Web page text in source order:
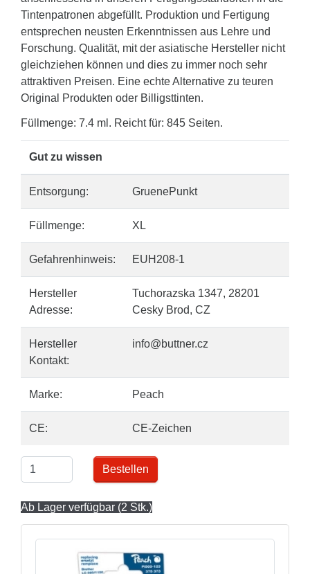
Tintenpatronen abgefüllt. Produktion und Fertigung
entsprechen neusten Erkenntnissen aus Lehre und
Forschung. Qualität, mit der asiatische Hersteller nicht
gleichziehen können und dies zu immer noch sehr
attraktiven Preisen. Eine echte Alternative zu teuren
Original Produkten oder Billigsttinten.
Füllmenge: 7.4 ml. Reicht für: 845 Seiten.
Gut zu wissen
Entsorgung: GruenePunkt
Füllmenge: XL
Gefahrenhinweis: EUH208-1
Hersteller
Adresse:
Tuchorazska 1347, 28201
Cesky Brod, CZ
Hersteller
Kontakt:
info@buttner.cz
Marke: Peach
CE: CE-Zeichen
Bestellen
Ab Lager verfügbar (2 Stk.)